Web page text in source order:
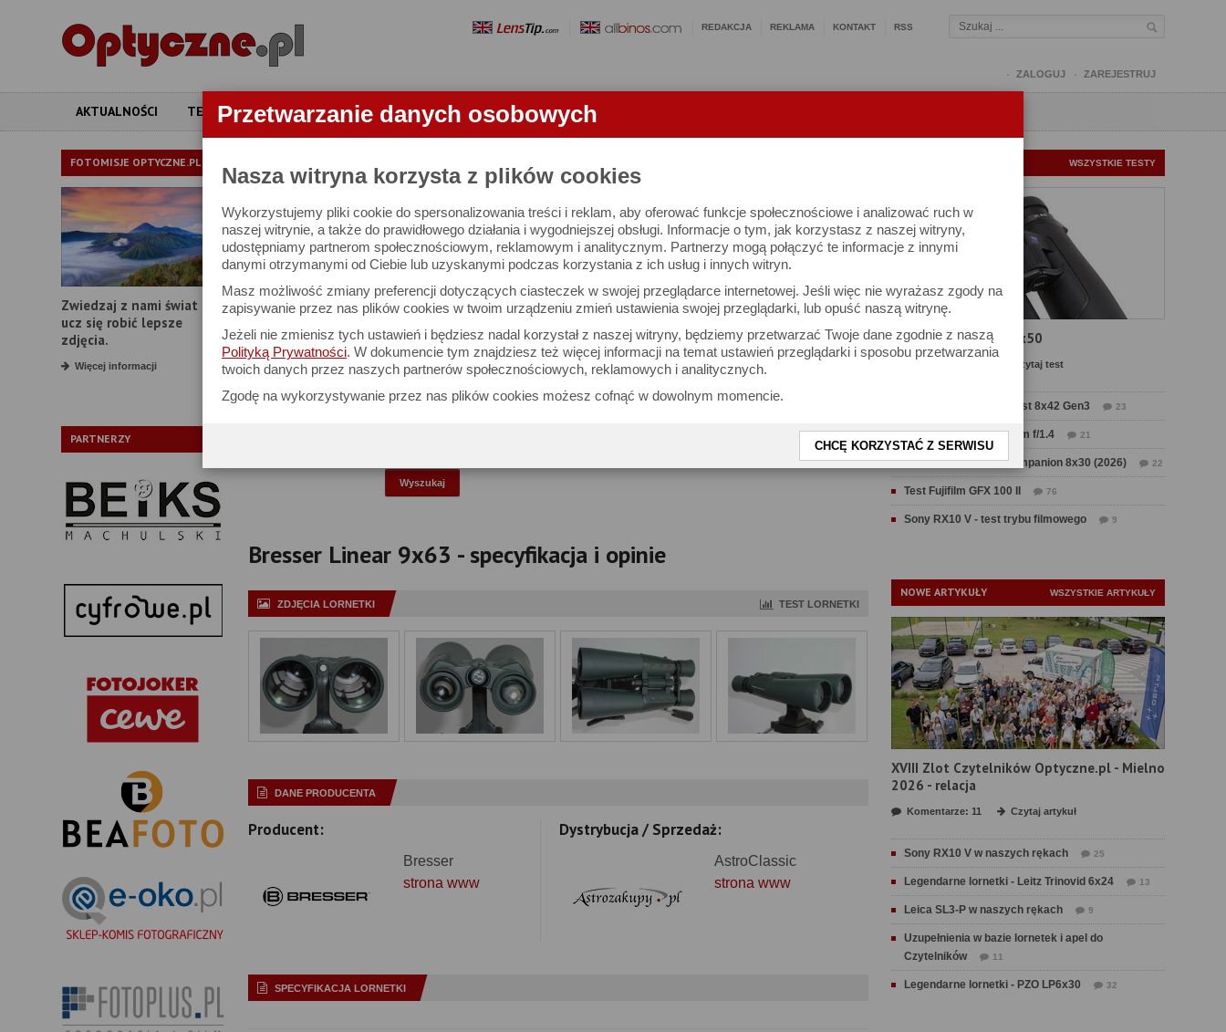
Przetwarzanie danych osobowych
Nasza witryna korzysta z plików cookies
Wykorzystujemy pliki cookie do spersonalizowania treści i reklam, aby oferować funkcje społecznościowe i analizować ruch w
naszej witrynie, a także do prawidłowego działania i wygodniejszej obsługi. Informacje o tym, jak korzystasz z naszej witryny,
udostępniamy partnerom społecznościowym, reklamowym i analitycznym. Partnerzy mogą połączyć te informacje z innymi
danymi otrzymanymi od Ciebie lub uzyskanymi podczas korzystania z ich usług i innych witryn.
Masz możliwość zmiany preferencji dotyczących ciasteczek w swojej przeglądarce internetowej. Jeśli więc nie wyrażasz zgody na
zapisywanie przez nas plików cookies w twoim urządzeniu zmień ustawienia swojej przeglądarki, lub opuść naszą witrynę.
Jeżeli nie zmienisz tych ustawień i będziesz nadal korzystał z naszej witryny, będziemy przetwarzać Twoje dane zgodnie z naszą
Polityką Prywatności. W dokumencie tym znajdziesz też więcej informacji na temat ustawień przeglądarki i sposobu przetwarzania
twoich danych przez naszych partnerów społecznościowych, reklamowych i analitycznych.
Zgodę na wykorzystywanie przez nas plików cookies możesz cofnąć w dowolnym momencie.
CHCĘ KORZYSTAĆ Z SERWISU
REDAKCJA REKLAMA KONTAKT RSS
ZALOGUJ ZAREJESTRUJ
AKTUALNOŚCI TESTY ARTYKUŁY APARATY OBIEKTYWY LORNETKI
FOTOMISJE OPTYCZNE.PL
Zwiedzaj z nami świat i
ucz się robić lepsze
zdjęcia.
Więcej informacji
PARTNERZY
LORNETKI
W bazie znajduje się 3015 lornetek i 1581 ocen.
Możesz też zrobić
własne porównanie lornetek
Porównaj lornetki
Proszę podać interesujące Cię parametry
Producent:
Model:
Średnica obiektywu:
Bresser Linear 9x63 - specyfikacja i opinie
ZDJĘCIA LORNETKI TEST LORNETKI
DANE PRODUCENTA
Producent:
Bresser
strona www
Dystrybucja / Sprzedaż:
AstroClassic
strona www
SPECYFIKACJA LORNETKI
WSZYSTKIE TESTY
Test Carl Zeiss SFL 8x50
Czytaj test
Test Delta Optical Forest 8x42 Gen3 23
Test Sirui Aurora 35 mm f/1.4 21
Test Swarovski CL Companion 8x30 (2026) 22
Test Fujifilm GFX 100 II 76
Sony RX10 V - test trybu filmowego 9
NOWE ARTYKUŁY WSZYSTKIE ARTYKUŁY
XVIII Zlot Czytelników Optyczne.pl - Mielno
2026 - relacja
Komentarze: 11 Czytaj artykuł
Sony RX10 V w naszych rękach 25
Legendarne lornetki - Leitz Trinovid 6x24 13
Leica SL3-P w naszych rękach 9
Uzupełnienia w bazie lornetek i apel do
Czytelników
11
Legendarne lornetki - PZO LP6x30 32